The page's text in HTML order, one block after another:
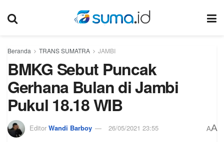
Beranda TRANS SUMATRA JAMBI
BMKG Sebut Puncak
Gerhana Bulan di Jambi
Pukul 18.18 WIB
Editor Wandi Barboy 26/05/2021 23:55 AA